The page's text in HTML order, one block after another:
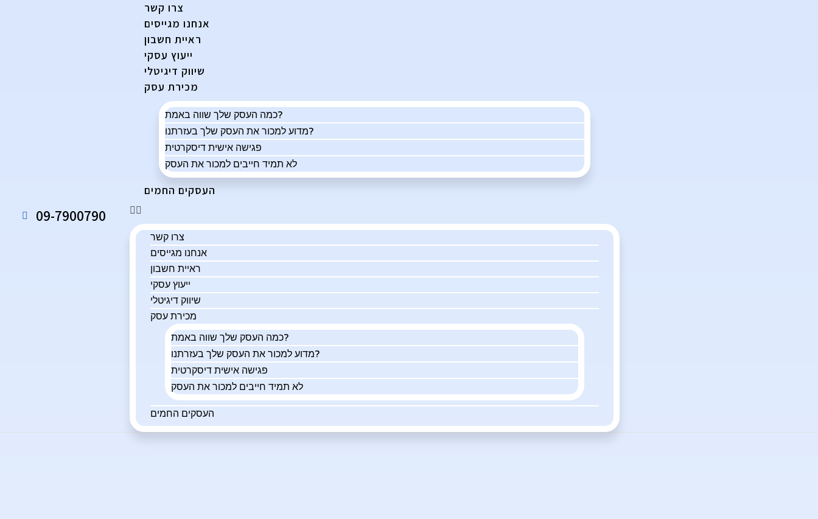
09-7900790
צרו קשר
אנחנו מגייסים
ראיית חשבון
ייעוץ עסקי
שיווק דיגיטלי
מכירת עסק
כמה העסק שלך שווה באמת?
מדוע למכור את העסק שלך בעזרתנו?
פגישה אישית דיסקרטית
לא תמיד חייבים למכור את העסק
העסקים החמים
צרו קשר
אנחנו מגייסים
ראיית חשבון
ייעוץ עסקי
שיווק דיגיטלי
מכירת עסק
כמה העסק שלך שווה באמת?
מדוע למכור את העסק שלך בעזרתנו?
פגישה אישית דיסקרטית
לא תמיד חייבים למכור את העסק
העסקים החמים